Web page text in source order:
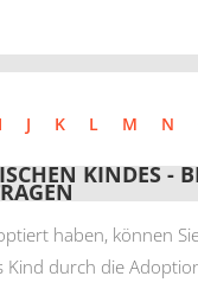
I J K L M N
KINDES -
haben, können
durch die